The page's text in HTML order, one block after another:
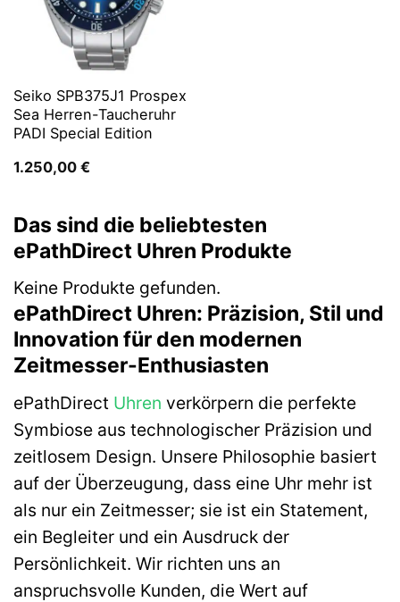
Seiko SPB375J1 Prospex
Sea Herren-Taucheruhr
PADI Special Edition
1.250,00 €
Das sind die beliebtesten
ePathDirect Uhren Produkte
Keine Produkte gefunden.
ePathDirect Uhren: Präzision, Stil und
Innovation für den modernen
Zeitmesser-Enthusiasten
ePathDirect Uhren verkörpern die perfekte
Symbiose aus technologischer Präzision und
zeitlosem Design. Unsere Philosophie basiert
auf der Überzeugung, dass eine Uhr mehr ist
als nur ein Zeitmesser; sie ist ein Statement,
ein Begleiter und ein Ausdruck der
Persönlichkeit. Wir richten uns an
anspruchsvolle Kunden, die Wert auf